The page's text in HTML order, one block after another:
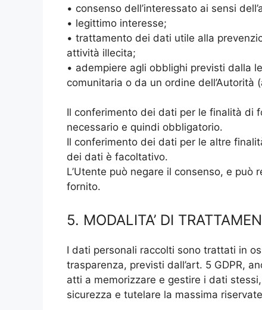
• consenso dell’interessato ai sensi
• legittimo interesse;
• trattamento dei dati utile alla
attività illecita;
• adempiere agli obblighi previsti dalla
comunitaria o da un ordine dell’Autorità
Il conferimento dei dati per le finalità di
necessario e quindi obbligatorio.
Il conferimento dei dati per le altre
dei dati è facoltativo.
L’Utente può negare il consenso, e può
fornito.
5. MODALITA’ DI
I dati personali raccolti sono trattati in
trasparenza, previsti dall’art. 5 GDPR,
atti a memorizzare e gestire i dati
sicurezza e tutelare la massima